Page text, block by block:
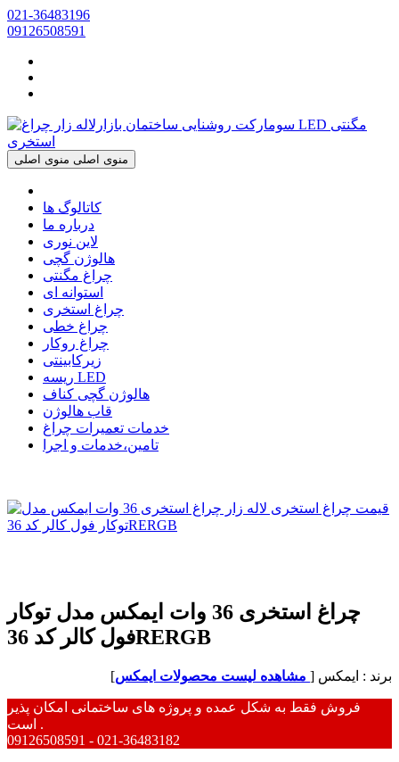
021-36483196
09126508591
منوی اصلی منوی اصلی
کاتالوگ ها
درباره ما
لاین نوری
هالوژن گچی
چراغ مگنتی
استوانه ای
چراغ استخری
چراغ خطی
چراغ روکار
زیرکابینتی
ریسه LED
هالوژن گچی کناف
قاب هالوژن
خدمات تعمیرات چراغ
تامین،خدمات و اجرا
چراغ استخری 36 وات ایمکس مدل توکار
فول کالر کد 36RERGB
برند : ایمکس [ مشاهده لیست محصولات ایمکس]
فروش فقط به شکل عمده و پروژه های ساختمانی امکان پذیر
است .
09126508591 - 021-36483182